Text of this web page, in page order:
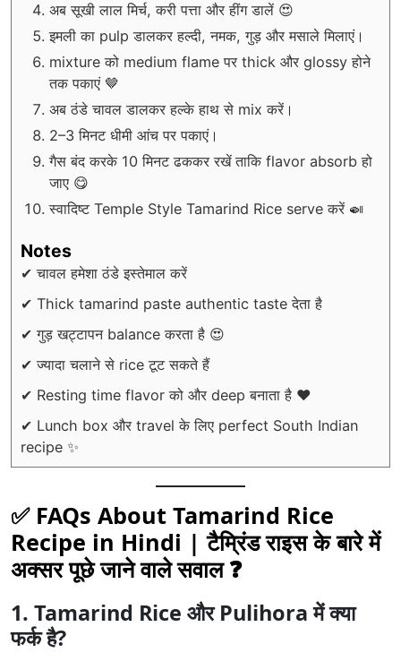
अब सूखी लाल मिर्च, करी पत्ता और हींग डालें 😍
इमली का pulp डालकर हल्दी, नमक, गुड़ और मसाले मिलाएं।
mixture को medium flame पर thick और glossy होने
तक पकाएं 🤎
अब ठंडे चावल डालकर हल्के हाथ से mix करें।
2–3 मिनट धीमी आंच पर पकाएं।
गैस बंद करके 10 मिनट ढककर रखें ताकि flavor absorb हो
जाए 😋
स्वादिष्ट Temple Style Tamarind Rice serve करें 🍛
Notes
✔ चावल हमेशा ठंडे इस्तेमाल करें
✔ Thick tamarind paste authentic taste देता है
✔ गुड़ खट्टापन balance करता है 😍
✔ ज्यादा चलाने से rice टूट सकते हैं
✔ Resting time flavor को और deep बनाता है ❤️
✔ Lunch box और travel के लिए perfect South Indian
recipe ✨
✅ FAQs About Tamarind Rice
Recipe in Hindi |टैम्रिंड राइसके बारे में
अक्सर पूछे जाने वाले सवाल ❓
1. Tamarind Rice और Pulihora में क्या
फर्क है?